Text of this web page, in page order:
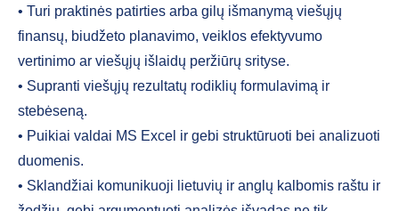
• Turi praktinės patirties arba gilų išmanymą viešųjų
finansų, biudžeto planavimo, veiklos efektyvumo
vertinimo ar viešųjų išlaidų peržiūrų srityse.
• Supranti viešųjų rezultatų rodiklių formulavimą ir
stebėseną.
• Puikiai valdai MS Excel ir gebi struktūruoti bei analizuoti
duomenis.
• Sklandžiai komunikuoji lietuvių ir anglų kalbomis raštu ir